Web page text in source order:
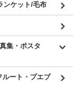
ンケット/毛布
集・ポスタ
ルート・プエブ